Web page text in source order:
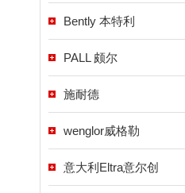
Bently 本特利
PALL 颇尔
施耐德
wenglor威格勒
意大利Eltra意尔创